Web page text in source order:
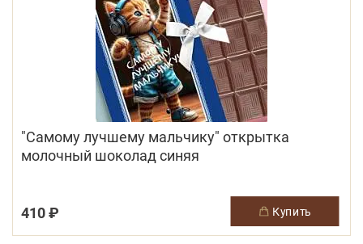
"Самому лучшему мальчику" открытка
молочный шоколад синяя
410 ₽ купить